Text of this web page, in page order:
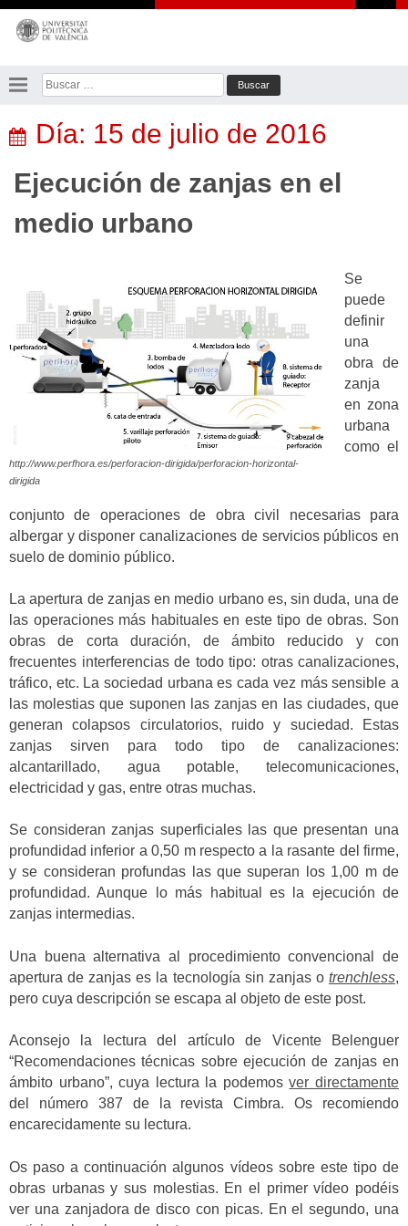
Saltar
contenido
Buscar:
Día: 15 de julio de 2016
Ejecución de zanjas en el
medio urbano
http://www.perfhora.es/perforacion-dirigida/perforacion-horizontal-
dirigida
Se
puede
definir
una
obra de
zanja
en zona
urbana
como el
conjunto de operaciones de obra civil necesarias para
albergar y disponer canalizaciones de servicios públicos en
suelo de dominio público.
La apertura de zanjas en medio urbano es, sin duda, una de
las operaciones más habituales en este tipo de obras. Son
obras de corta duración, de ámbito reducido y con
frecuentes interferencias de todo tipo: otras canalizaciones,
tráfico, etc. La sociedad urbana es cada vez más sensible a
las molestias que suponen las zanjas en las ciudades, que
generan colapsos circulatorios, ruido y suciedad. Estas
zanjas sirven para todo tipo de canalizaciones:
alcantarillado, agua potable, telecomunicaciones,
electricidad y gas, entre otras muchas.
Se consideran zanjas superficiales las que presentan una
profundidad inferior a 0,50 m respecto a la rasante del firme,
y se consideran profundas las que superan los 1,00 m de
profundidad. Aunque lo más habitual es la ejecución de
zanjas intermedias.
Una buena alternativa al procedimiento convencional de
apertura de zanjas es la tecnología sin zanjas o trenchless,
pero cuya descripción se escapa al objeto de este post.
Aconsejo la lectura del artículo de Vicente Belenguer
“Recomendaciones técnicas sobre ejecución de zanjas en
ámbito urbano”, cuya lectura la podemosver directamente
del número 387 de la revista Cimbra. Os recomiendo
encarecidamente su lectura.
Os paso a continuación algunos vídeos sobre este tipo de
obras urbanas y sus molestias. En el primer vídeo podéis
ver una zanjadora de disco con picas. En el segundo, una